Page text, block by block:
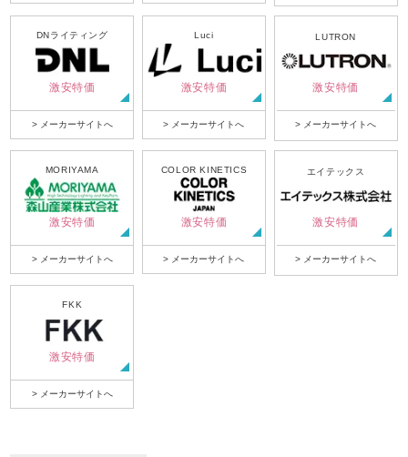
DNライティング
激安特価
> メーカーサイトへ
Luci
激安特価
> メーカーサイトへ
LUTRON
激安特価
> メーカーサイトへ
MORIYAMA
激安特価
> メーカーサイトへ
COLOR KINETICS
激安特価
> メーカーサイトへ
エイテックス
激安特価
> メーカーサイトへ
FKK
激安特価
> メーカーサイトへ